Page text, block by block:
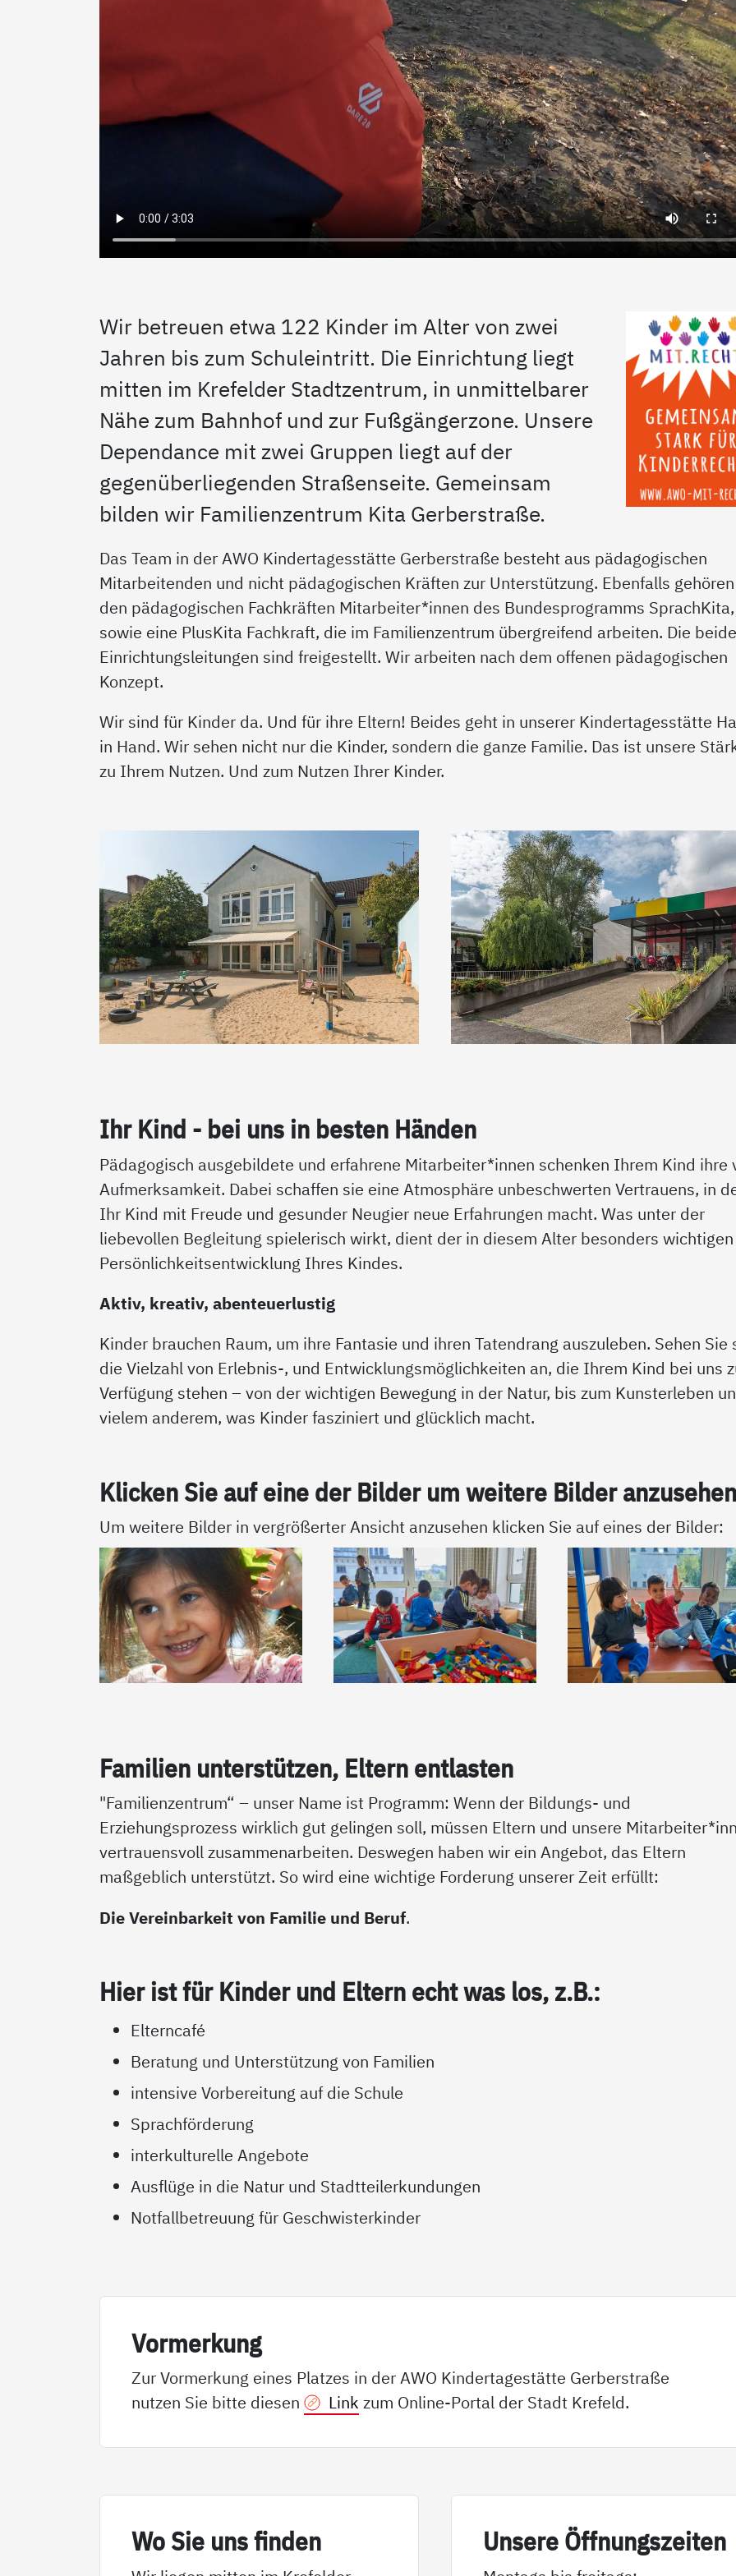
Wir betreuen etwa 122 Kinder im Alter von zwei
Jahren bis zum Schuleintritt. Die Einrichtung liegt
mitten im Krefelder Stadtzentrum, in unmittelbarer
Nähe zum Bahnhof und zur Fußgängerzone. Unsere
Dependance mit zwei Gruppen liegt auf der
gegenüberliegenden Straßenseite. Gemeinsam
bilden wir Familienzentrum Kita Gerberstraße.
Das Team in der AWO Kindertagesstätte Gerberstraße besteht aus pädagogischen
Mitarbeitenden und nicht pädagogischen Kräften zur Unterstützung. Ebenfalls
den pädagogischen Fachkräften Mitarbeiter*innen des Bundesprogramms SprachKita,
sowie eine PlusKita Fachkraft, die im Familienzentrum übergreifend arbeiten. Die
Einrichtungsleitungen sind freigestellt. Wir arbeiten nach dem offenen pädagogischen
Konzept.
Wir sind für Kinder da. Und für ihre Eltern! Beides geht in unserer Kindertagesstätte
in Hand. Wir sehen nicht nur die Kinder, sondern die ganze Familie. Das ist unsere
zu Ihrem Nutzen. Und zum Nutzen Ihrer Kinder.
Ihr Kind - bei uns in bes­ten Hän­den
Pädagogisch ausgebildete und erfahrene Mitarbeiter*innen schenken Ihrem Kind ihre
Aufmerksamkeit. Dabei schaffen sie eine Atmosphäre unbeschwerten Vertrauens, in
Ihr Kind mit Freude und gesunder Neugier neue Erfahrungen macht. Was unter der
liebevollen Begleitung spielerisch wirkt, dient der in diesem Alter besonders wichtigen
Persönlichkeitsentwicklung Ihres Kindes.
Aktiv, kreativ, abenteuerlustig
Kinder brauchen Raum, um ihre Fantasie und ihren Tatendrang auszuleben. Sehen Sie
die Vielzahl von Erlebnis-, und Entwicklungsmöglichkeiten an, die Ihrem Kind bei uns
Verfügung stehen – von der wichtigen Bewegung in der Natur, bis zum Kunsterleben
vielem anderem, was Kinder fasziniert und glücklich macht.
Kli­cken Sie auf ei­ne der Bil­der um wei­te­re Bil­der
Um weitere Bilder in vergrößerter Ansicht anzusehen klicken Sie auf eines der Bilder:
Fa­mi­li­en un­ter­stüt­zen, El­tern ent­las­ten
"Familienzentrum“ – unser Name ist Programm: Wenn der Bildungs- und
Erziehungsprozess wirklich gut gelingen soll, müssen Eltern und unsere
vertrauensvoll zusammenarbeiten. Deswegen haben wir ein Angebot, das Eltern
maßgeblich unterstützt. So wird eine wichtige Forderung unserer Zeit erfüllt:
Die Vereinbarkeit von Familie und Beruf.
Hier ist für Kin­der und El­tern echt was los, z.B.:
Elterncafé
Beratung und Unterstützung von Familien
intensive Vorbereitung auf die Schule
Sprachförderung
interkulturelle Angebote
Ausflüge in die Natur und Stadtteilerkundungen
Notfallbetreuung für Geschwisterkinder
Vor­mer­kung
Zur Vormerkung eines Platzes in der AWO Kindertagestätte Gerberstraße
nutzen Sie bitte diesen
Link zum Online-Portal der Stadt Krefeld.
Wo Sie uns fin­den Un­se­re Öff­nungs­zei­ten